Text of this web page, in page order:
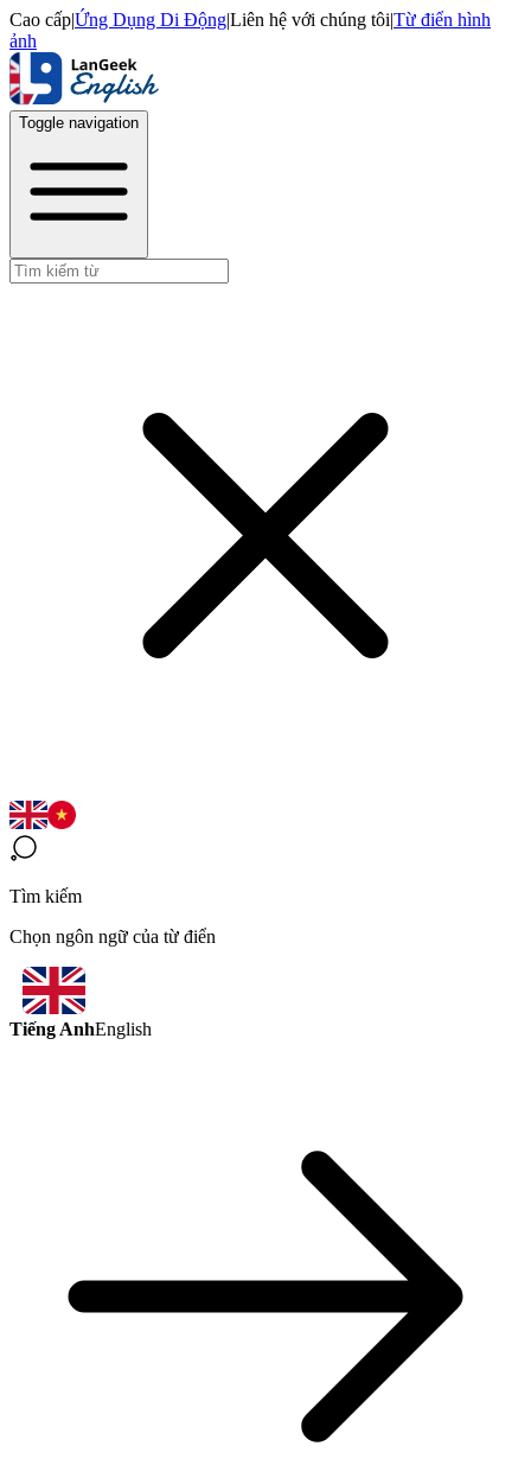
Cao cấp|Ứng Dụng Di Động|Liên hệ với chúng tôi|Từ điển hình
ảnh
Toggle navigation
Tìm kiếm
Chọn ngôn ngữ của từ điển
Tiếng AnhEnglish